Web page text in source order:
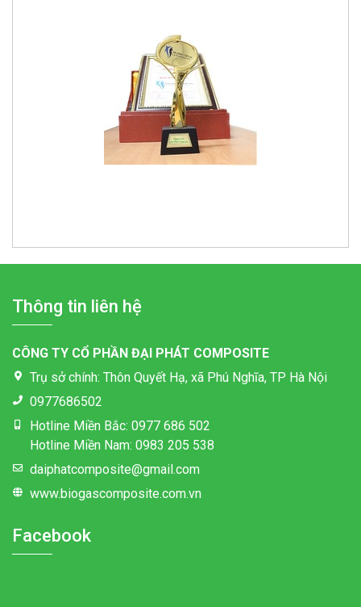
Thông tin liên hệ
CÔNG TY CỔ PHẦN ĐẠI PHÁT COMPOSITE
Trụ sở chính: Thôn Quyết Hạ, xã Phú Nghĩa, TP Hà Nội
0977686502
Hotline Miền Bắc: 0977 686 502
Hotline Miền Nam: 0983 205 538
daiphatcomposite@gmail.com
www.biogascomposite.com.vn
Facebook